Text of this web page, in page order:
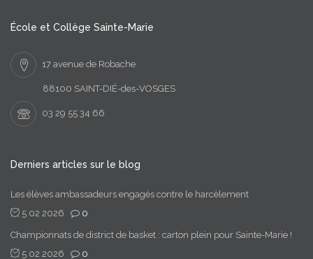
École et Collège Sainte-Marie
17 avenue de Robache
88100 SAINT-DIÉ-des-VOSGES
03 29 55 34 66
Derniers articles sur le blog
Les élèves ambassadeurs engagés contre le harcèlement
5 02 2026
0
Championnats de district de basket : carton plein pour Sainte-Marie !
5 02 2026
0